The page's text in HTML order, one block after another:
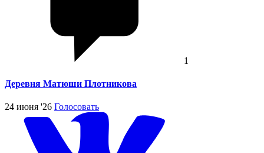
1
Деревня Матюши Плотникова
24 июня '26 Голосовать